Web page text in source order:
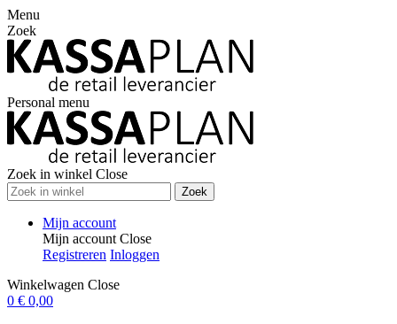
Menu
Zoek
Personal menu
Zoek in winkel Close
Zoek
Mijn account
Mijn account Close
Registreren Inloggen
Winkelwagen Close
0 € 0,00